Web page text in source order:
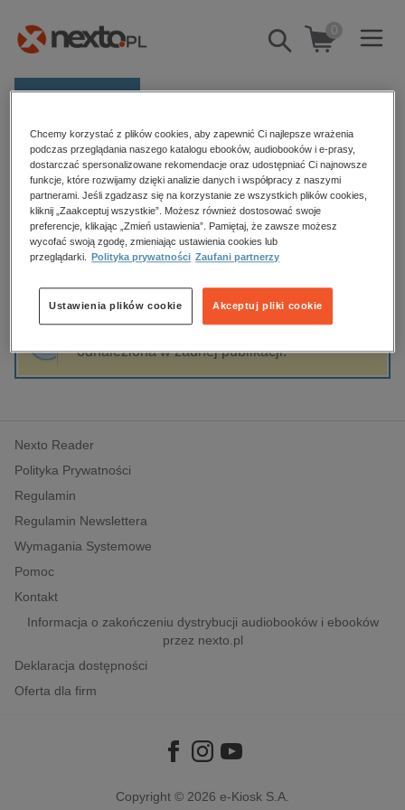
Pokaż/schowaj
wyszukiwarkę
0
E-prasa
Kategorie
Zobacz wszystkie E-prasa
budownictwo, aranżacja wnętrz
biznesowe, branżowe, gospodarka
edukacja
hobby, sport, rozrywka
komputery, internet, technologie, informatyka
polityka, społeczno-informacyjne
psychologiczne
inne
popularno-naukowe
historia
Strona główna Eduard Picker
Eduard Picker
Sortowanie Filtrowanie
odnaleziona w żadnej publikacji.
Nexto Reader
Polityka Prywatności
Regulamin
Regulamin Newslettera
Wymagania Systemowe
Pomoc
Kontakt
Informacja o zakończeniu dystrybucji audiobooków i ebooków
przez nexto.pl
Deklaracja dostępności
Oferta dla firm
Copyright © 2026 e-Kiosk S.A.
Chcemy korzystać z plików cookies, aby zapewnić Ci najlepsze wrażenia
podczas przeglądania naszego katalogu ebooków, audiobooków i e-prasy,
dostarczać spersonalizowane rekomendacje oraz udostępniać Ci najnowsze
funkcje, które rozwijamy dzięki analizie danych i współpracy z naszymi
partnerami. Jeśli zgadzasz się na korzystanie ze wszystkich plików cookies,
kliknij „Zaakceptuj wszystkie”. Możesz również dostosować swoje
preferencje, klikając „Zmień ustawienia”. Pamiętaj, że zawsze możesz
wycofać swoją zgodę, zmieniając ustawienia cookies lub
przeglądarki.
Polityka prywatności Zaufani partnerzy
Akceptuj pliki cookie
Ustawienia plików cookie